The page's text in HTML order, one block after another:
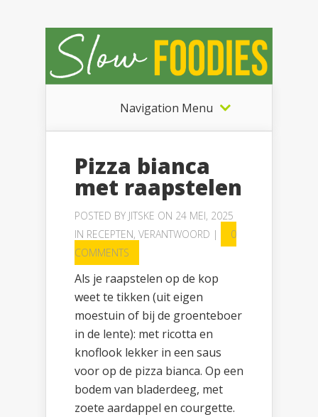
Navigation Menu
Pizza bianca
met raapstelen
POSTED BY JITSKE ON 24 MEI, 2025
IN RECEPTEN, VERANTWOORD |
0
COMMENTS
Als je raapstelen op de kop
weet te tikken (uit eigen
moestuin of bij de groenteboer
in de lente): met ricotta en
knoflook lekker in een saus
voor op de pizza bianca. Op een
bodem van bladerdeeg, met
zoete aardappel en courgette.